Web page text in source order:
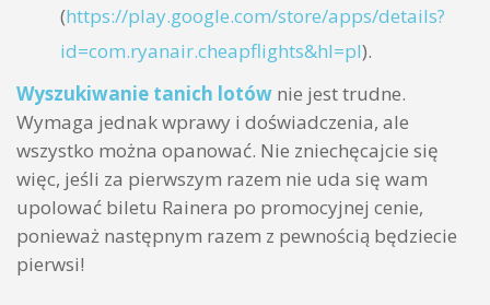
(https://play.google.com/store/apps/details?
id=com.ryanair.cheapflights&hl=pl).
Wyszukiwanie tanich lotów nie jest trudne.
Wymaga jednak wprawy i doświadczenia, ale
wszystko można opanować. Nie zniechęcajcie się
więc, jeśli za pierwszym razem nie uda się wam
upolować biletu Rainera po promocyjnej cenie,
ponieważ następnym razem z pewnością będziecie
pierwsi!